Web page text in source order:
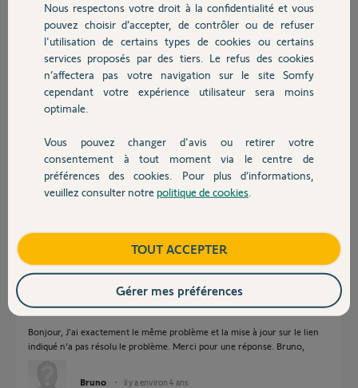
Chauffage
Autres produits
Devis avec un pro
Contact
Pascal J.
il y a environ 4 ans
Participer au fil de discussion
Réponses
Bonjour Pascal
Essayez de les mettre a jour via le lien ci joint . Cliquer sur Mes
Bonjour, J'ai exactement le même problème et la mise à jour sur le lien
indiqué n'a pas résolu le problème. Merci pour une réponse. Bruno,
Bruno il y a environ 4 ans
Nous respectons votre droit à la confidentialité et vous
pouvez choisir d’accepter, de contrôler ou de refuser
l'utilisation de certains types de cookies ou certains
services proposés par des tiers. Le refus des cookies
n’affectera pas votre navigation sur le site Somfy
cependant votre expérience utilisateur sera moins
optimale.
Vous pouvez changer d'avis ou retirer votre
consentement à tout moment via le centre de
préférences des cookies. Pour plus d’informations,
veuillez consulter notre politique de cookies
TOUT ACCEPTER
Gérer mes préférences